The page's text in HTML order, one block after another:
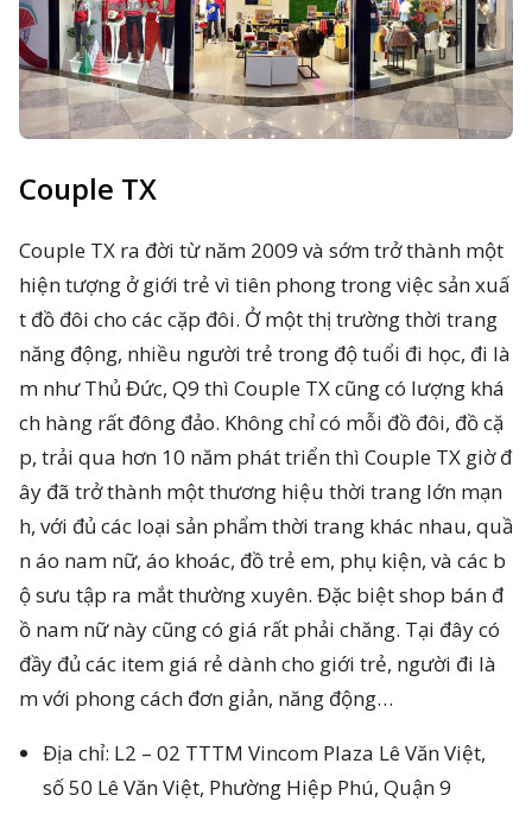
Couple TX
Couple TX ra đời từ năm 2009 và sớm trở thành một
hiện tượng ở giới trẻ vì tiên phong trong việc sản xuấ
t đồ đôi cho các cặp đôi. Ở một thị trường thời trang
năng động, nhiều người trẻ trong độ tuổi đi học, đi là
m như Thủ Đức, Q9 thì Couple TX cũng có lượng khá
ch hàng rất đông đảo. Không chỉ có mỗi đồ đôi, đồ cặ
p, trải qua hơn 10 năm phát triển thì Couple TX giờ đ
ây đã trở thành một thương hiệu thời trang lớn mạn
h, với đủ các loại sản phẩm thời trang khác nhau, quầ
n áo nam nữ, áo khoác, đồ trẻ em, phụ kiện, và các b
ộ sưu tập ra mắt thường xuyên. Đặc biệt shop bán đ
ồ nam nữ này cũng có giá rất phải chăng. Tại đây có
đầy đủ các item giá rẻ dành cho giới trẻ, người đi là
m với phong cách đơn giản, năng động…
Địa chỉ: L2 – 02 TTTM Vincom Plaza Lê Văn Việt,
số 50 Lê Văn Việt, Phường Hiệp Phú, Quận 9